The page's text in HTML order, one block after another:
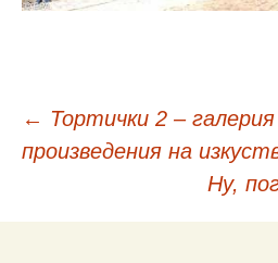
Навигация
в
← Тортички 2 –
произведения на
Ну,